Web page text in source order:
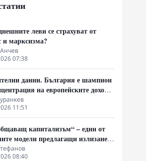
леви се страхуват от
марксизма?
07:38
данни. България е шампион
на европейските доходи
на най-богатия 1%, надминава
11:51
капитализъм“ – един от
модели предлагащи излизане
на неолиберализма
08:40